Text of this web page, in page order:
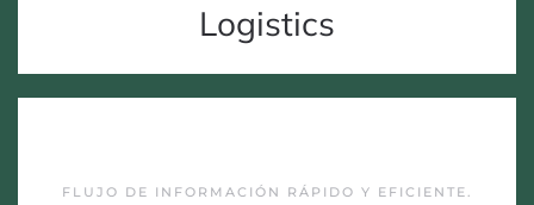
Logistics
FLUJO DE INFORMACIÓN RÁPIDO Y EFICIENTE.